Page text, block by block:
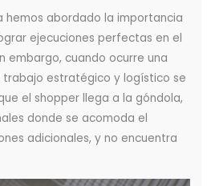
hemos abordado la importancia
ejecuciones perfectas en el
embargo, cuando ocurre una
estratégico y logístico se
el shopper llega a la góndola,
donde se acomoda el
adicionales, y no encuentra